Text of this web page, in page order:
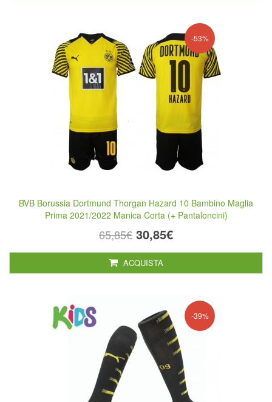
-53%
BVB Borussia Dortmund Thorgan Hazard 10 Bambino Maglia
Prima 2021/2022 Manica Corta (+ Pantaloncini)
65,85€ 30,85€
ACQUISTA
-39%